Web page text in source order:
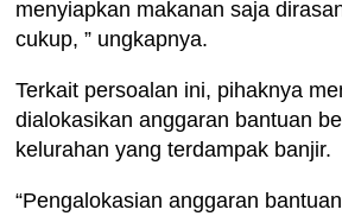
menyiapkan makanan saja
cukup, ” ungkapnya.
Terkait persoalan ini, pihaknya
dialokasikan anggaran bantuan
kelurahan yang terdampak banjir.
“Pengalokasian anggaran